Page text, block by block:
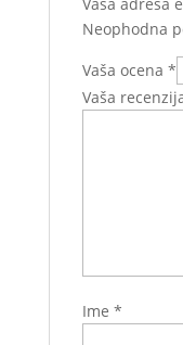
Neophodna
Vaša ocena *
Vaša
Ime *